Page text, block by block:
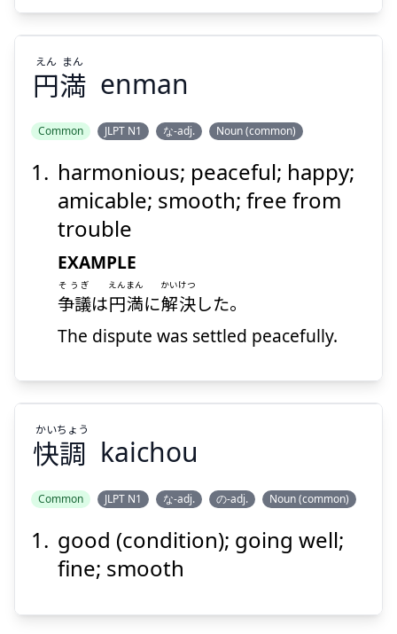
円
満
えん
まん
Show answer
Suspend
円満
えん まん
enman
Common JLPT N1 な-adj. Noun (common)
harmonious; peaceful; happy;
amicable; smooth; free from
trouble
EXAMPLE
争議
そうぎ
は円満
えんまん
に解決
かいけつ
した。
The dispute was settled peacefully.
快
調
かい
ちょう
快調
かいちょう
kaichou
Common JLPT N1 な-adj. の-adj. Noun (common)
good (condition); going well;
fine; smooth